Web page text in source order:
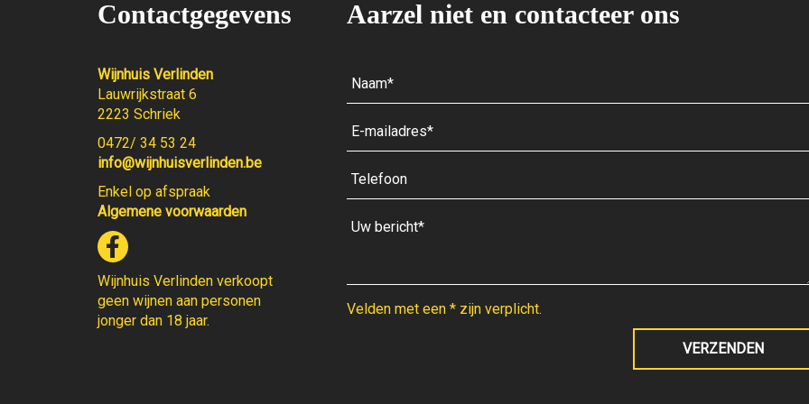
Contactgegevens
Wijnhuis Verlinden
Lauwrijkstraat 6
2223 Schriek
0472/ 34 53 24
info@wijnhuisverlinden.be
Enkel op afspraak
Algemene voorwaarden
Wijnhuis Verlinden verkoopt
geen wijnen aan personen
jonger dan 18 jaar.
Aarzel niet en contacteer ons
Velden met een * zijn verplicht.